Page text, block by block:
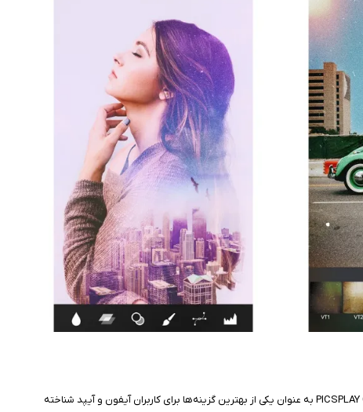
این روزها، ویرایش عکس به یکی از فعالیت‌های محبوب کاربران گوشی‌های هوشمند تبدیل شده است. با وجود برنامه‌های متنوعی که در این زمینه وجود دارد، PICSPLAY Classic به عنوان یکی از بهترین گزینه‌ها برای کاربران آیفون و آیپد شناخته